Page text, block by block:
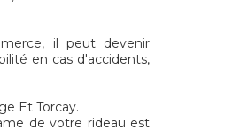
il peut devenir
en cas d'accidents,
Et Torcay.
de votre rideau est